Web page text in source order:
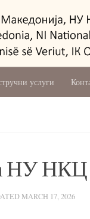
услуги
НУ НКЦ
MARCH 17, 2026